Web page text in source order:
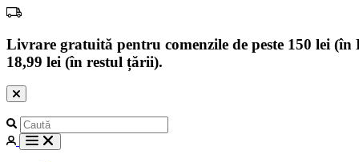
Livrare gratuită pentru comenzile de peste 150 lei
18,99 lei (în restul țării).